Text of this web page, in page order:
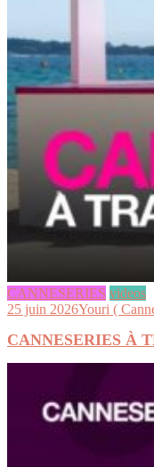
CANNESERIES videos
25 juin 2026Youri (
CANNESERIES À